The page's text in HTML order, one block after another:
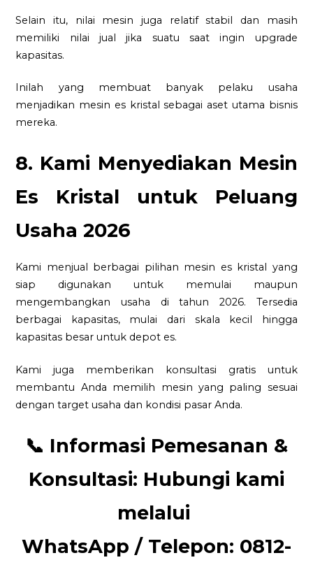
Selain itu, nilai mesin juga relatif stabil dan masih
memiliki nilai jual jika suatu saat ingin upgrade
kapasitas.
Inilah yang membuat banyak pelaku usaha
menjadikan mesin es kristal sebagai aset utama bisnis
mereka.
8. Kami Menyediakan Mesin
Es Kristal untuk Peluang
Usaha 2026
Kami menjual berbagai pilihan mesin es kristal yang
siap digunakan untuk memulai maupun
mengembangkan usaha di tahun 2026. Tersedia
berbagai kapasitas, mulai dari skala kecil hingga
kapasitas besar untuk depot es.
Kami juga memberikan konsultasi gratis untuk
membantu Anda memilih mesin yang paling sesuai
dengan target usaha dan kondisi pasar Anda.
📞 Informasi Pemesanan &
Konsultasi: Hubungi kami
melalui
WhatsApp / Telepon: 0812-